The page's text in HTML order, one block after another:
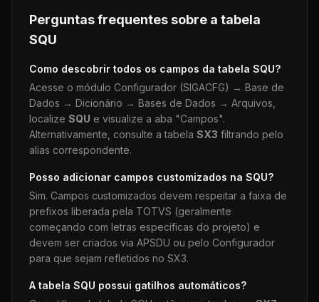
Perguntas frequentes sobre a tabela
SQU
Como descobrir todos os campos da tabela SQU?
Acesse o módulo Configurador (SIGACFG) → Base de
Dados → Dicionário → Bases de Dados → Arquivos,
localize SQU e visualize a aba "Campos".
Alternativamente, consulte a tabela SX3 filtrando pelo
alias correspondente.
Posso adicionar campos customizados na SQU?
Sim. Campos customizados devem respeitar a faixa de
prefixos liberada pela TOTVS (geralmente
começando com letras específicas do projeto) e
devem ser criados via APSDU ou pelo Configurador
para que sejam refletidos no SX3.
A tabela SQU possui gatilhos automáticos?